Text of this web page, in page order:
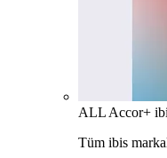
ALL Accor+
Tüm ibis